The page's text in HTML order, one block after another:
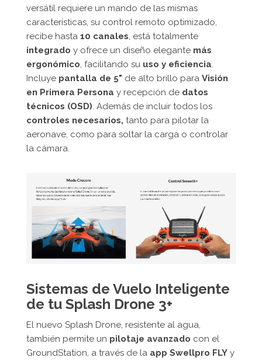
versátil requiere un mando de las mismas
características, su control remoto optimizado,
recibe hasta 10 canales, está totalmente
integrado y ofrece un diseño elegante más
ergonómico, facilitando su uso y eficiencia.
Incluye pantalla de 5" de alto brillo para Visión
en Primera Persona y recepción de datos
técnicos (OSD). Además de incluir todos los
controles necesarios, tanto para pilotar la
aeronave, como para soltar la carga o controlar
la cámara.
Sistemas de Vuelo Inteligente
de tu Splash Drone 3+
El nuevo Splash Drone, resistente al agua,
también permite un pilotaje avanzado con el
GroundStation, a través de la app Swellpro FLY y